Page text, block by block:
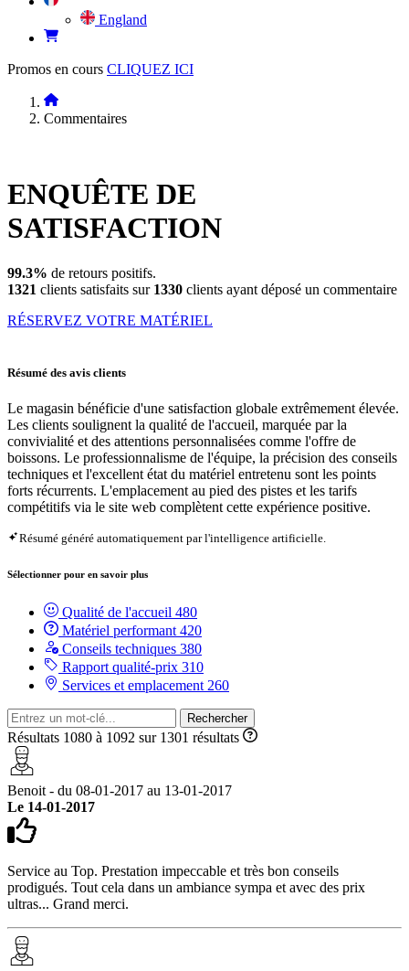
England
Promos en cours CLIQUEZ ICI
Commentaires
ENQUÊTE DE
SATISFACTION
99.3% de retours positifs.
1321 clients satisfaits sur 1330 clients ayant déposé un commentaire
RÉSERVEZ VOTRE MATÉRIEL
Résumé des avis clients
Le magasin bénéficie d'une satisfaction globale extrêmement élevée.
Les clients soulignent la qualité de l'accueil, marquée par la
convivialité et des attentions personnalisées comme l'offre de
boissons. Le professionnalisme de l'équipe, la précision des conseils
techniques et l'excellent état du matériel entretenu sont les points
forts récurrents. L'emplacement au pied des pistes et les tarifs
compétitifs via le site web complètent cette expérience positive.
Résumé généré automatiquement par l'intelligence artificielle.
Sélectionner pour en savoir plus
Qualité de l'accueil 480
Matériel performant 420
Conseils techniques 380
Rapport qualité-prix 310
Services et emplacement 260
Rechercher
Résultats 1080 à 1092 sur 1301 résultats
Benoit - du 08-01-2017 au 13-01-2017
Le 14-01-2017
Service au Top. Prestation impeccable et très bon conseils
prodigués. Tout cela dans un ambiance sympa et avec des prix
ultras... Grand merci.